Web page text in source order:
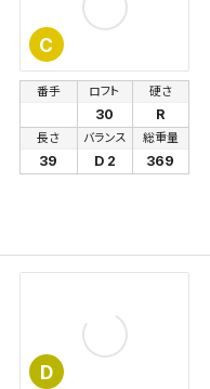
C
番手 ロフト
30
硬さ
R
長さ
39
バランス
D 2
総重量
369
D